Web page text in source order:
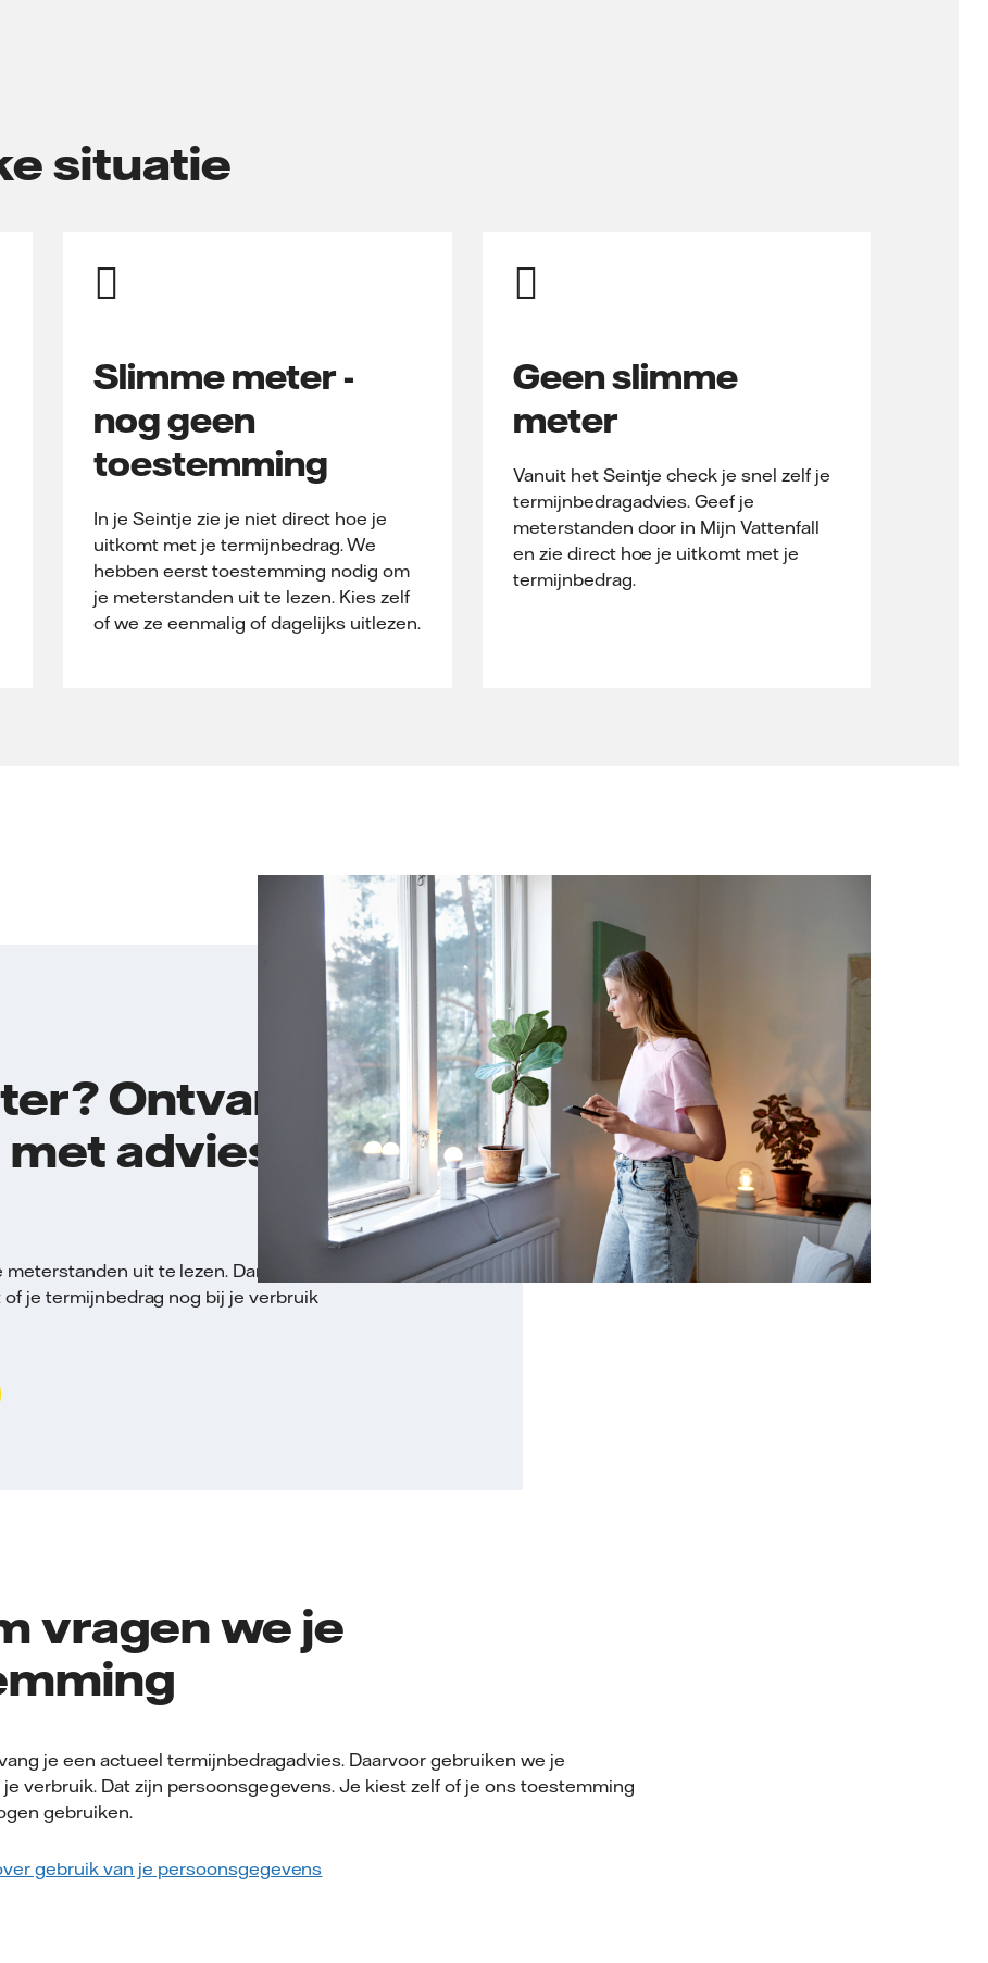
situatie
Slimme meter -
nog geen
toestemming
In je Seintje zie je niet direct hoe je
uitkomt met je termijnbedrag. We
hebben eerst toestemming nodig om
je meterstanden uit te lezen. Kies zelf
of we ze eenmalig of dagelijks uitlezen.
Geen slimme
meter
Vanuit het Seintje check je snel zelf je
termijnbedragadvies. Geef je
meterstanden door in Mijn Vattenfall
en zie direct hoe je uitkomt met je
termijnbedrag.
Ontvang
advies
uit te lezen. Dan krijg je
je termijnbedrag nog bij je verbruik
vragen we je
je een actueel termijnbedragadvies. Daarvoor gebruiken we je
verbruik. Dat zijn persoonsgegevens. Je kiest zelf of je ons toestemming
gebruiken.
gebruik van je persoonsgegevens